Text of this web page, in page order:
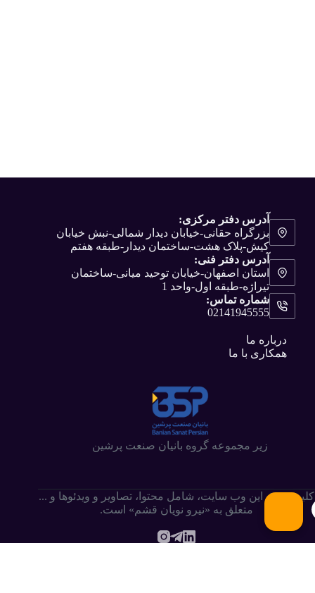
آدرس دفتر مرکزی:
بزرگراه حقانی-خیابان دیدار شمالی-نبش خیابان
کیش-پلاک هشت-ساختمان دیدار-طبقه هفتم
آدرس دفتر فنی:
استان اصفهان-خیابان توحید میانی-ساختمان
تیراژه-طبقه اول-واحد 1
شماره تماس:
02141945555
درباره ما
همکاری با ما
زیر مجموعه گروه بانیان صنعت پرشین
کلیه حقوق این وب سایت،‌ شامل محتوا، تصاویر و ویدئوها و ...
متعلق به «نیرو نویان قشم» است.